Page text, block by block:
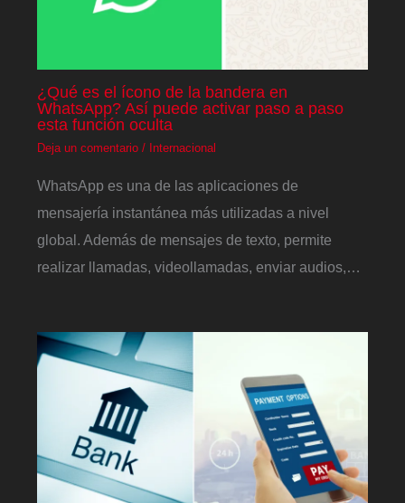
¿Qué es el ícono de la bandera en
WhatsApp? Así puede activar paso a paso
esta función oculta
Deja un comentario / Internacional
WhatsApp es una de las aplicaciones de
mensajería instantánea más utilizadas a nivel
global. Además de mensajes de texto, permite
realizar llamadas, videollamadas, enviar audios,…